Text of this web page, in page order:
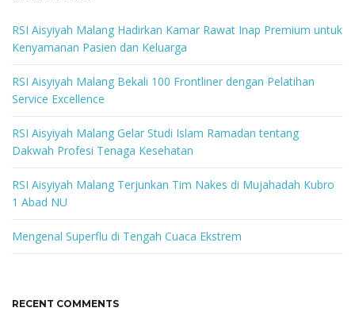
a
i
k
e
y
w
o
r
d
RSI Aisyiyah Malang Hadirkan Kamar Rawat Inap Premium untuk
Kenyamanan Pasien dan Keluarga
RSI Aisyiyah Malang Bekali 100 Frontliner dengan Pelatihan
Service Excellence
RSI Aisyiyah Malang Gelar Studi Islam Ramadan tentang
Dakwah Profesi Tenaga Kesehatan
RSI Aisyiyah Malang Terjunkan Tim Nakes di Mujahadah Kubro
1 Abad NU
Mengenal Superflu di Tengah Cuaca Ekstrem
RECENT COMMENTS